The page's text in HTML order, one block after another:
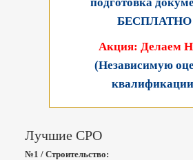
БЕСПЛАТНО
Акция: Делаем
(Независимую
Лучшие СРО
№1 / Строительство: